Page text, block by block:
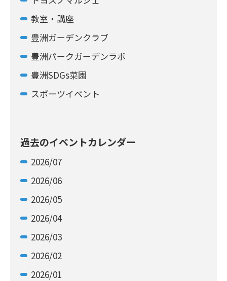
教室・講座
豊洲ガーデンクラブ
豊洲パークガーデンラボ
豊洲SDGs菜園
スポーツイベント
過去のイベントカレンダー
2026/07
2026/06
2026/05
2026/04
2026/03
2026/02
2026/01